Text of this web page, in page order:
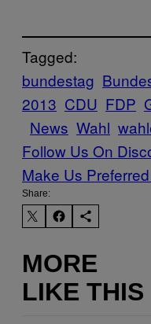
Tagged:
bundestag
2013 CDU FDP
News Wahl
Follow Us On
Make Us
Share:
MORE
LIKE THIS